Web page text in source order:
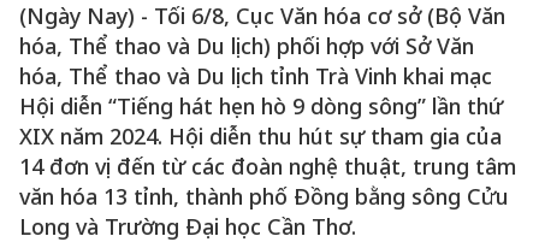
(Ngày Nay) - Tối 6/8, Cục Văn hóa cơ sở (Bộ Văn
hóa, Thể thao và Du lịch) phối hợp với Sở Văn
hóa, Thể thao và Du lịch tỉnh Trà Vinh khai mạc
Hội diễn “Tiếng hát hẹn hò 9 dòng sông” lần thứ
XIX năm 2024. Hội diễn thu hút sự tham gia của
14 đơn vị đến từ các đoàn nghệ thuật, trung tâm
văn hóa 13 tỉnh, thành phố Đồng bằng sông Cửu
Long và Trường Đại học Cần Thơ.